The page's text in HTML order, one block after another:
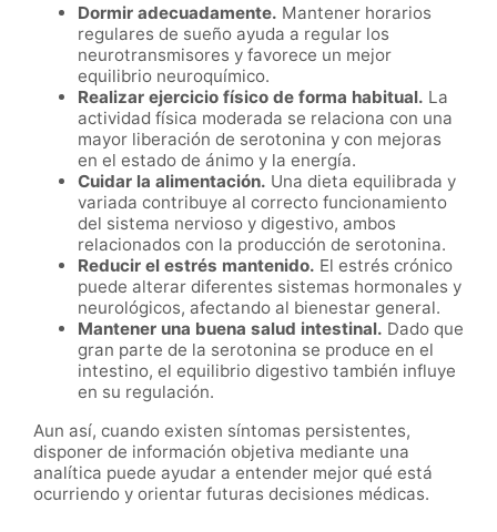
Dormir adecuadamente. Mantener horarios
regulares de sueño ayuda a regular los
neurotransmisores y favorece un mejor
equilibrio neuroquímico.
Realizar ejercicio físico de forma habitual. La
actividad física moderada se relaciona con una
mayor liberación de serotonina y con mejoras
en el estado de ánimo y la energía.
Cuidar la alimentación. Una dieta equilibrada y
variada contribuye al correcto funcionamiento
del sistema nervioso y digestivo, ambos
relacionados con la producción de serotonina.
Reducir el estrés mantenido. El estrés crónico
puede alterar diferentes sistemas hormonales y
neurológicos, afectando al bienestar general.
Mantener una buena salud intestinal. Dado que
gran parte de la serotonina se produce en el
intestino, el equilibrio digestivo también influye
en su regulación.
Aun así, cuando existen síntomas persistentes,
disponer de información objetiva mediante una
analítica puede ayudar a entender mejor qué está
ocurriendo y orientar futuras decisiones médicas.